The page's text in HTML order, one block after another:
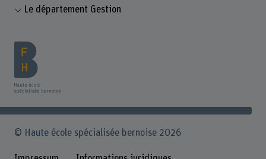
Le département Gestion
© Haute école spécialisée bernoise 2026